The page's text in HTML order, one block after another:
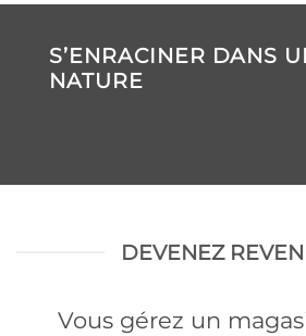
S’ENRACINER DANS
NATURE
DEVENEZ
Vous gérez un